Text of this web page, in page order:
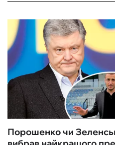
Порошенко чи